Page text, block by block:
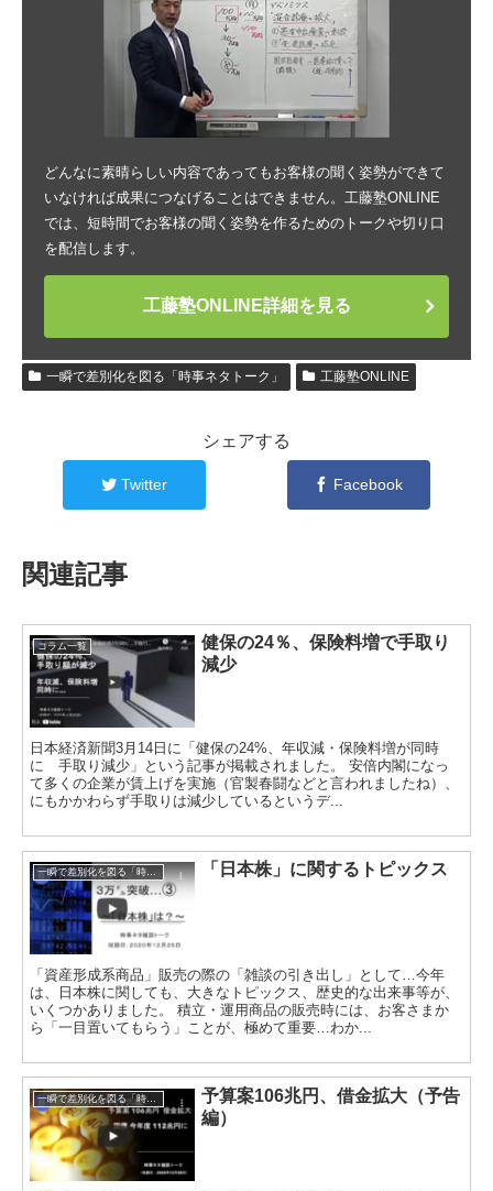
どんなに素晴らしい内容であってもお客様の聞く姿勢ができて
いなければ成果につなげることはできません。工藤塾ONLINE
では、短時間でお客様の聞く姿勢を作るためのトークや切り口
を配信します。
工藤塾ONLINE詳細を見る
一瞬で差別化を図る「時事ネタトーク」 工藤塾ONLINE
シェアする
Twitter Facebook
関連記事
コラム一覧
健保の24％、保険料増で手取り
減少
日本経済新聞3月14日に「健保の24%、年収減・保険料増が同時
に 手取り減少」という記事が掲載されました。 安倍内閣になっ
て多くの企業が賃上げを実施（官製春闘などと言われましたね）、
にもかかわらず手取りは減少しているというデ...
一瞬で差別化を図る「時事ネタトーク」 「日本株」に関するトピックス
「資産形成系商品」販売の際の「雑談の引き出し」として…今年
は、日本株に関しても、大きなトピックス、歴史的な出来事等が、
いくつかありました。 積立・運用商品の販売時には、お客さまか
ら「一目置いてもらう」ことが、極めて重要…わか...
一瞬で差別化を図る「時事ネタトーク」
予算案106兆円、借金拡大（予告
編）